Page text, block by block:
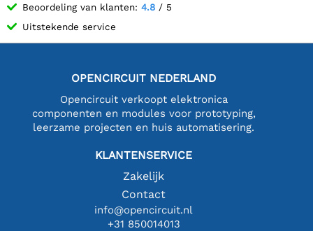
Beoordeling van klanten: 4.8 / 5
Uitstekende service
OPENCIRCUIT NEDERLAND
Opencircuit verkoopt elektronica
componenten en modules voor prototyping,
leerzame projecten en huis automatisering.
KLANTENSERVICE
Zakelijk
Contact
info@opencircuit.nl
+31 850014013